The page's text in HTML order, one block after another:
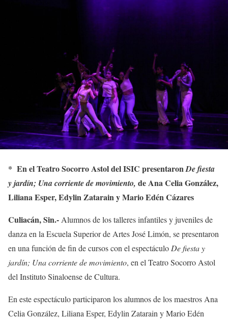
* En el Teatro Socorro Astol del ISIC presentaronDe fiesta
y jardín; Una corriente de movimiento, deAna Celia González,
Liliana Esper, Edylin Zatarain y Mario Edén Cázares
Culiacán, Sin.- Alumnos de los talleres infantiles y juveniles de
danza en la Escuela Superior de Artes José Limón, se presentaron
en una función de fin de cursos con el espectáculo De fiesta y
jardín; Una corriente de movimiento, en el Teatro Socorro Astol
del Instituto Sinaloense de Cultura.
En este espectáculo participaron los alumnos de los maestros Ana
Celia González, Liliana Esper, Edylin Zatarain y Mario Edén